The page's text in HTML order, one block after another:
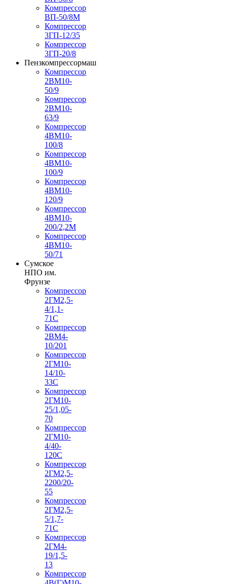
Компрессор
ВП-50/8М
Компрессор
3ГП-12/35
Компрессор
3ГП-20/8
Пензкомпрессормаш
Компрессор
2ВМ10-
50/9
Компрессор
2ВМ10-
63/9
Компрессор
4ВМ10-
100/8
Компрессор
4ВМ10-
100/9
Компрессор
4ВМ10-
120/9
Компрессор
4ВМ10-
200/2,2М
Компрессор
4ВМ10-
50/71
Сумское
НПО им.
Фрунзе
Компрессор
2ГМ2,5-
4/1,1-
71С
Компрессор
2ВМ4-
10/201
Компрессор
2ГМ10-
14/10-
33С
Компрессор
2ГМ10-
25/1,05-
70
Компрессор
2ГМ10-
4/40-
120С
Компрессор
2ГМ2,5-
2200/20-
55
Компрессор
2ГМ2,5-
5/1,7-
71С
Компрессор
2ГМ4-
19/1,5-
13
Компрессор